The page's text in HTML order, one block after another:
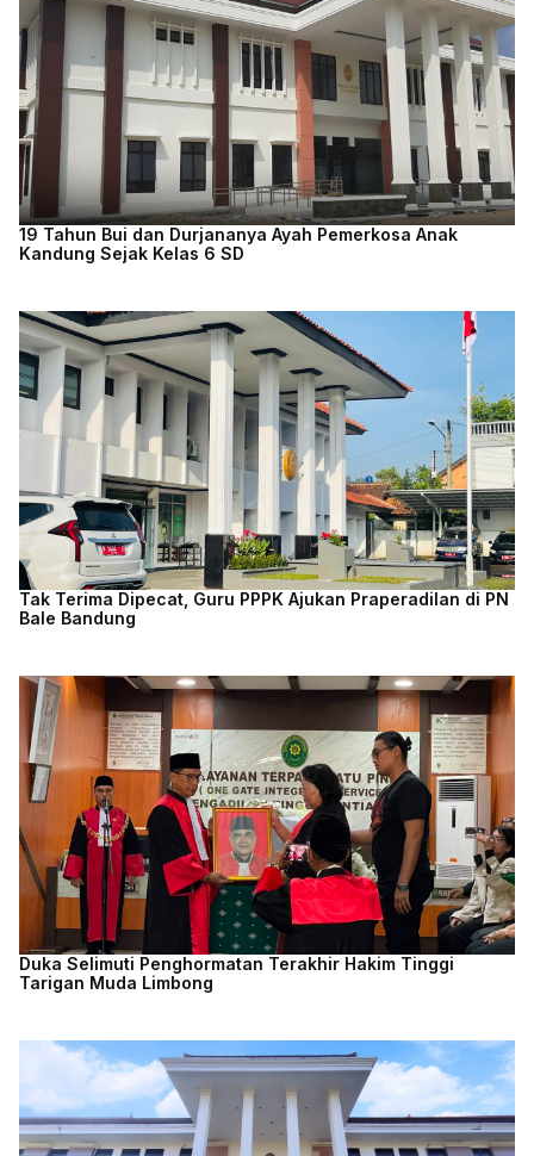
19 Tahun Bui dan Durjananya Ayah Pemerkosa Anak
Kandung Sejak Kelas 6 SD
Tak Terima Dipecat, Guru PPPK Ajukan Praperadilan di PN
Bale Bandung
Duka Selimuti Penghormatan Terakhir Hakim Tinggi
Tarigan Muda Limbong